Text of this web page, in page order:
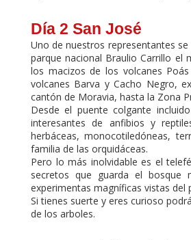
Día 2 San José
Uno de nuestros representantes
parque nacional Braulio Carrillo el
los macizos de los volcanes
volcanes Barva y Cacho Negro,
cantón de Moravia, hasta la Zona
Desde el puente colgante
interesantes de anfibios y
herbáceas, monocotiledóneas,
familia de las orquidáceas.
Pero lo más inolvidable es el
secretos que guarda el bosque
experimentas magníficas vistas del
Si tienes suerte y eres curioso
de los arboles.